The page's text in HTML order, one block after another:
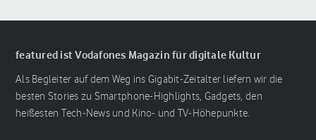
featured ist Vodafones Magazin für digitale Kultur
Als Begleiter auf dem Weg ins Gigabit-Zeitalter liefern wir die
besten Stories zu Smartphone-Highlights, Gadgets, den
heißesten Tech-News und Kino- und TV-Höhepunkte.